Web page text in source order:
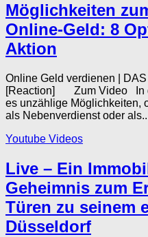
Möglichkeiten
Online-Geld: 8
Aktion
Online Geld verdienen |
[Reaction] Zum Video In
es unzählige Möglichkeiten,
als Nebenverdienst oder
Youtube Videos
Live – Ein
Geheimnis zum
Türen zu seinem
Düsseldorf